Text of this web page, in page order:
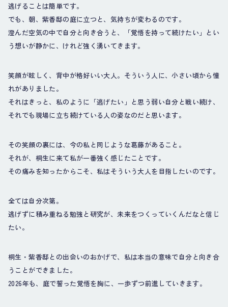
逃げることは簡単です。
でも、朝、紫香邸の庭に立つと、気持ちが変わるのです。
澄んだ空気の中で自分と向き合うと、「覚悟を持って続けたい」とい
う想いが静かに、けれど強く湧いてきます。
笑顔が眩しく、背中が格好いい大人。そういう人に、小さい頃から憧
れがありました。
それはきっと、私のように「逃げたい」と思う弱い自分と戦い続け、
それでも現場に立ち続けている人の姿なのだと思います。
その笑顔の裏には、今の私と同じような葛藤があること。
それが、桐生に来て私が一番強く感じたことです。
その痛みを知ったからこそ、私はそういう大人を目指したいのです。
全ては自分次第。
逃げずに積み重ねる勉強と研究が、未来をつくっていくんだなと信じ
たい。
桐生・紫香邸との出会いのおかげで、私は本当の意味で自分と向き合
うことができました。
2026年も、庭で誓った覚悟を胸に、一歩ずつ前進していきます。